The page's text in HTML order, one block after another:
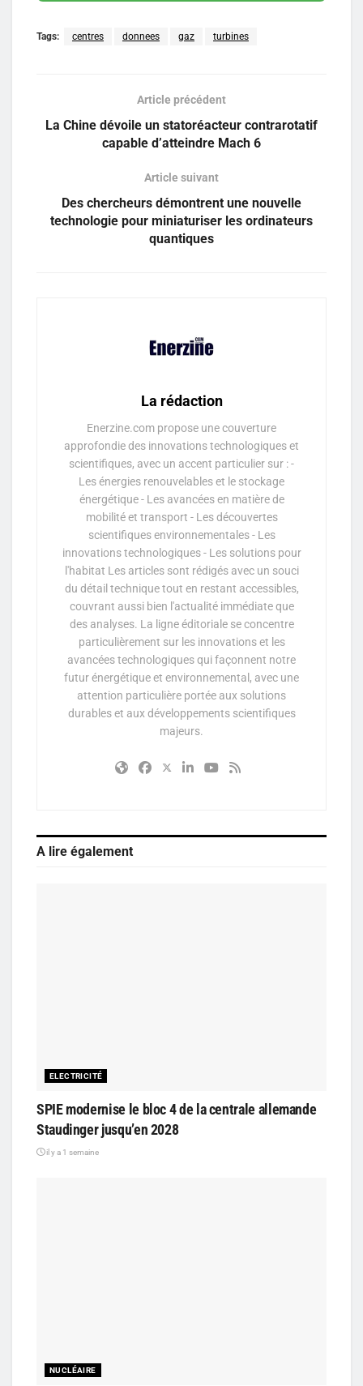
Tags: centres donnees gaz turbines
Article précédent
La Chine dévoile un statoréacteur contrarotatif
capable d’atteindre Mach 6
Article suivant
Des chercheurs démontrent une nouvelle
technologie pour miniaturiser les ordinateurs
quantiques
La rédaction
Enerzine.com propose une couverture
approfondie des innovations technologiques et
scientifiques, avec un accent particulier sur : -
Les énergies renouvelables et le stockage
énergétique - Les avancées en matière de
mobilité et transport - Les découvertes
scientifiques environnementales - Les
innovations technologiques - Les solutions pour
l'habitat Les articles sont rédigés avec un souci
du détail technique tout en restant accessibles,
couvrant aussi bien l'actualité immédiate que
des analyses. La ligne éditoriale se concentre
particulièrement sur les innovations et les
avancées technologiques qui façonnent notre
futur énergétique et environnemental, avec une
attention particulière portée aux solutions
durables et aux développements scientifiques
majeurs.
A lire également
ELECTRICITÉ
SPIE modernise le bloc 4 de la centrale allemande
Staudinger jusqu’en 2028
il y a 1 semaine
NUCLÉAIRE